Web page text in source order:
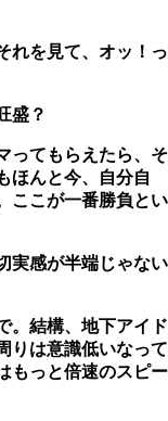
を見て、オッ！っ
盛？
てもらえたら、そ
ほんと今、自分自
ここが一番勝負とい
実感が半端じゃない
結構、地下アイド
りは意識低いなって
もっと倍速のスピー